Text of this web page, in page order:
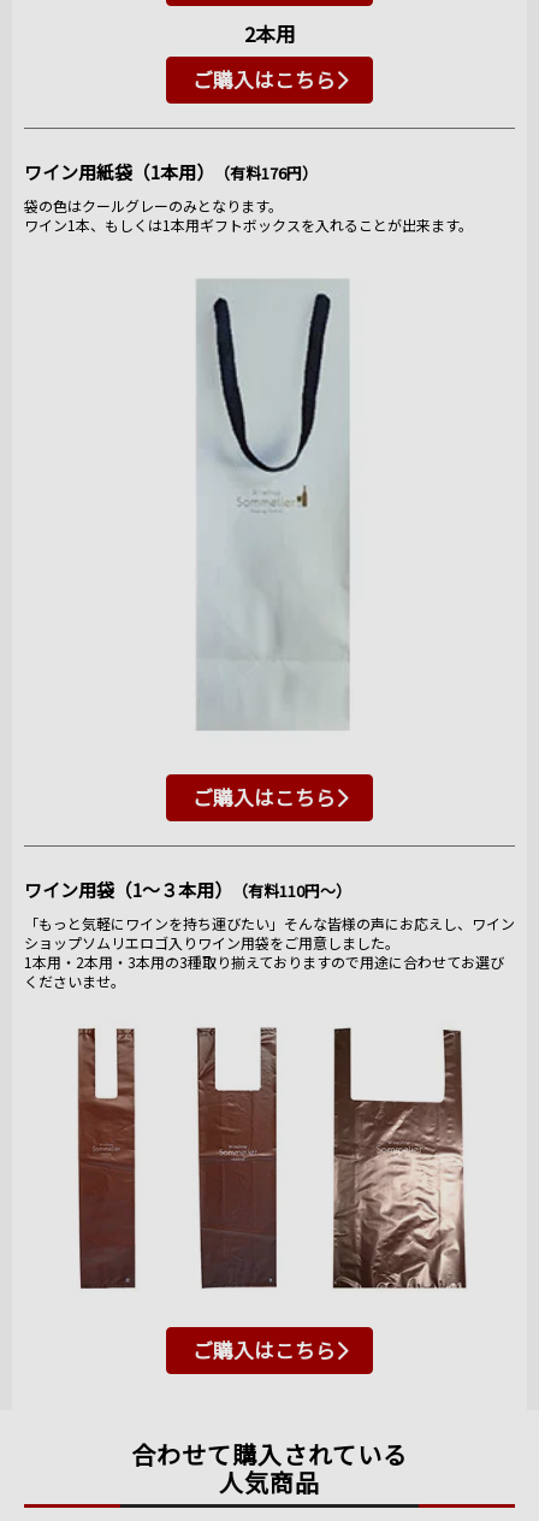
2本用
ご購入はこちら
ワイン用紙袋（1本用） （有料176円）
袋の色はクールグレーのみとなります。
ワイン1本、もしくは1本用ギフトボックスを入れることが出来ます。
ご購入はこちら
ワイン用袋（1～３本用） （有料110円～）
「もっと気軽にワインを持ち運びたい」そんな皆様の声にお応えし、ワイン
ショップソムリエロゴ入りワイン用袋をご用意しました。
1本用・2本用・3本用の3種取り揃えておりますので用途に合わせてお選び
くださいませ。
ご購入はこちら
合わせて購入されている
人気商品